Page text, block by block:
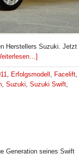
Herstellers Suzuki. Jetzt
, Erfolgsmodell , Facelift,
, Suzuki, Suzuki Swift,
Generation seines Swift